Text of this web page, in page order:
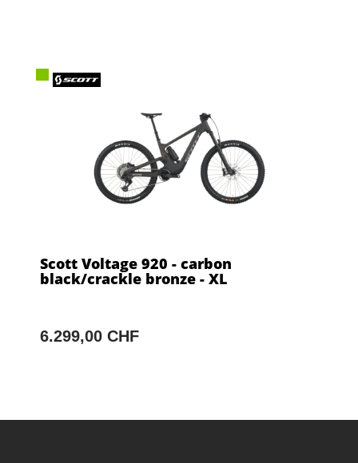
Scott Voltage 920 - carbon
black/crackle bronze - XL
6.299,00 CHF